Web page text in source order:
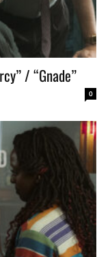
/ “Gnade”
0